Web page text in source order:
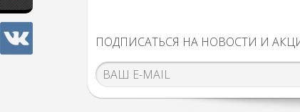
ПОДПИСАТЬСЯ НА НОВОСТИ И